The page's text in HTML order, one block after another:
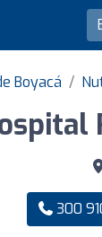
Boyacá
300